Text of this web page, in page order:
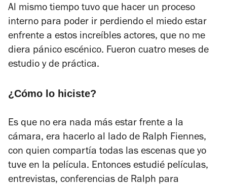
Al mismo tiempo tuvo que hacer un proceso
interno para poder ir perdiendo el miedo estar
enfrente a estos increíbles actores, que no me
diera pánico escénico. Fueron cuatro meses de
estudio y de práctica.
¿Cómo lo hiciste?
Es que no era nada más estar frente a la
cámara, era hacerlo al lado de Ralph Fiennes,
con quien compartía todas las escenas que yo
tuve en la película. Entonces estudié películas,
entrevistas, conferencias de Ralph para